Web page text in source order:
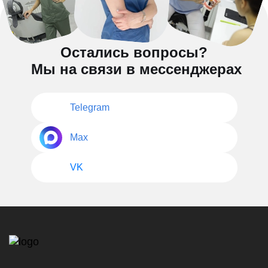
Остались вопросы?
Мы на связи в мессенджерах
Telegram
Max
VK